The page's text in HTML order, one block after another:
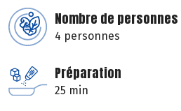
Nombre de personnes
4 personnes
Préparation
25 min